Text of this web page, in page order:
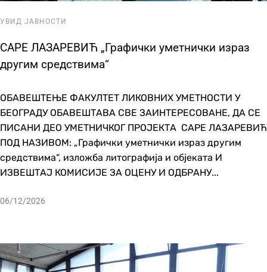
УВИД ЈАВНОСТИ
САРЕ ЛАЗАРЕВИЋ „Графички уметнички израз
другим средствима“
ОБАВЕШТЕЊЕ ФАКУЛТЕТ ЛИКОВНИХ УМЕТНОСТИ У
БЕОГРАДУ ОБАВЕШТАВА СВЕ ЗАИНТЕРЕСОВАНЕ, ДА СЕ
ПИСАНИ ДЕО УМЕТНИЧКОГ ПРОЈЕКТА САРЕ ЛАЗАРЕВИЋ
ПОД НАЗИВОМ: „Графички уметнички израз другим
средствима“, изложба литографија и објеката И
ИЗВЕШТАЈ КОМИСИЈЕ ЗА ОЦЕНУ И ОДБРАНУ...
06/12/2026